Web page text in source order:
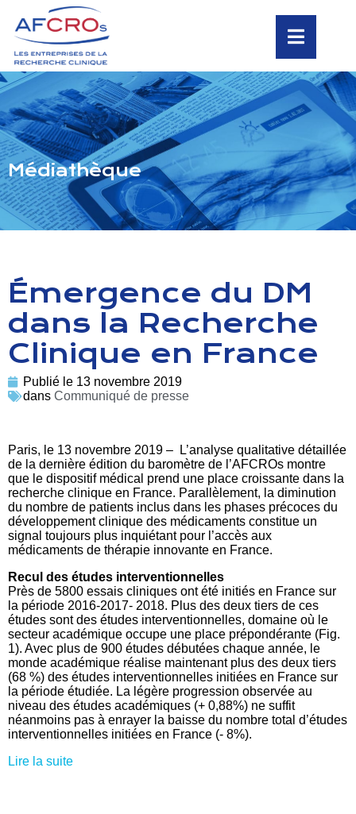
Médiathèque
Émergence du DM
dans la Recherche
Clinique en France
Publié le 13 novembre 2019
dans Communiqué de presse
Paris, le 13 novembre 2019 – L’analyse qualitative détaillée
de la dernière édition du baromètre de l’AFCROs montre
que le dispositif médical prend une place croissante dans la
recherche clinique en France. Parallèlement, la diminution
du nombre de patients inclus dans les phases précoces du
développement clinique des médicaments constitue un
signal toujours plus inquiétant pour l’accès aux
médicaments de thérapie innovante en France.
Recul des études interventionnelles
Près de 5800 essais cliniques ont été initiés en France sur
la période 2016-2017- 2018. Plus des deux tiers de ces
études sont des études interventionnelles, domaine où le
secteur académique occupe une place prépondérante (Fig.
1). Avec plus de 900 études débutées chaque année, le
monde académique réalise maintenant plus des deux tiers
(68 %) des études interventionnelles initiées en France sur
la période étudiée. La légère progression observée au
niveau des études académiques (+ 0,88%) ne suffit
néanmoins pas à enrayer la baisse du nombre total d’études
interventionnelles initiées en France (- 8%).
Lire la suite